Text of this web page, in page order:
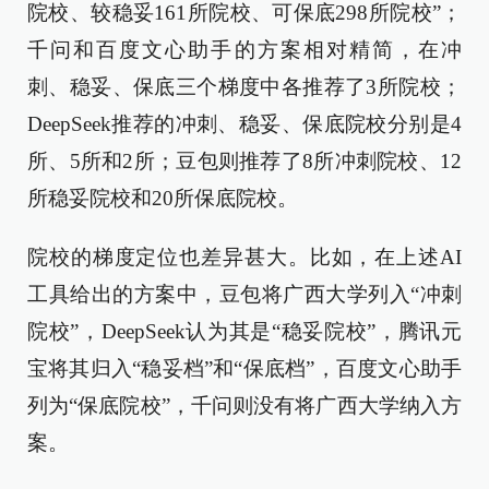
院校、较稳妥161所院校、可保底298所院校”；
千问和百度文心助手的方案相对精简，在冲
刺、稳妥、保底三个梯度中各推荐了3所院校；
DeepSeek推荐的冲刺、稳妥、保底院校分别是4
所、5所和2所；豆包则推荐了8所冲刺院校、12
所稳妥院校和20所保底院校。
院校的梯度定位也差异甚大。比如，在上述AI
工具给出的方案中，豆包将广西大学列入“冲刺
院校”，DeepSeek认为其是“稳妥院校”，腾讯元
宝将其归入“稳妥档”和“保底档”，百度文心助手
列为“保底院校”，千问则没有将广西大学纳入方
案。